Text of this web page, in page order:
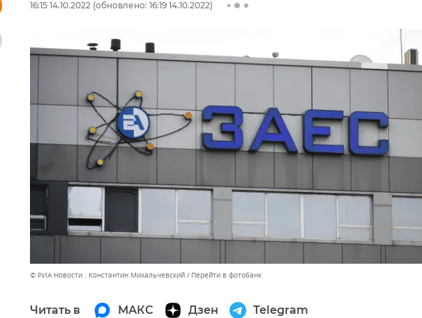
16:15 14.10.2022 (обновлено: 16:19 14.10.2022)
© РИА Новости . Константин Михальчевский Перейти в фотобанк
Читать в МАКС Дзен Telegram